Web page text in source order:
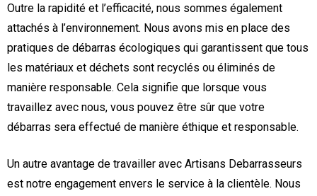
Outre la rapidité et l’efficacité, nous sommes également
attachés à l’environnement. Nous avons mis en place des
pratiques de débarras écologiques qui garantissent que tous
les matériaux et déchets sont recyclés ou éliminés de
manière responsable. Cela signifie que lorsque vous
travaillez avec nous, vous pouvez être sûr que votre
débarras sera effectué de manière éthique et responsable.
Un autre avantage de travailler avec Artisans Debarrasseurs
est notre engagement envers le service à la clientèle. Nous